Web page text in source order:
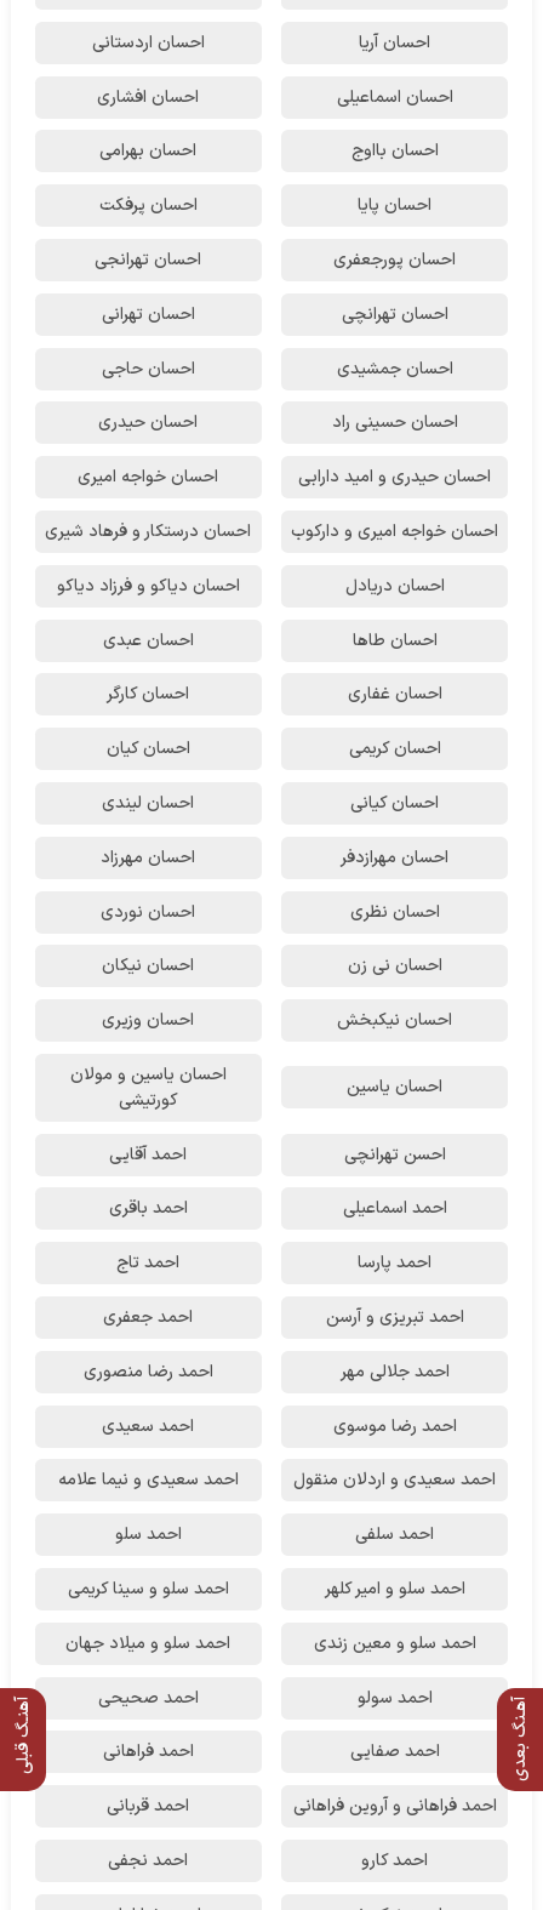
آهنـگ قبلی آهـنگ بعدی
احسان آریا احسان اردستانی
احسان اسماعیلی احسان افشاری
احسان بااوج احسان بهرامی
احسان پایا احسان پرفکت
احسان پورجعفری احسان تهرانجی
احسان تهرانچی احسان تهرانی
احسان جمشیدی احسان حاجی
احسان حسینی راد احسان حیدری
احسان حیدری و امید دارابی احسان خواجه امیری
احسان خواجه امیری و دارکوب احسان درستكار و فرهاد شيرى
احسان دریادل احسان دیاکو و فرزاد دیاکو
احسان طاها احسان عبدی
احسان غفاری احسان کارگر
احسان کریمی احسان کیان
احسان کیانی احسان لیندی
احسان مهرازدفر احسان مهرزاد
احسان نظری احسان نوردی
احسان نی زن احسان نیکان
احسان نیکبخش احسان وزیری
احسان یاسین
احسان یاسین و مولان
کورتیشی
احسن تهرانچی احمد آقایی
احمد اسماعیلی احمد باقری
احمد پارسا احمد تاج
احمد تبریزی و آرسن احمد جعفری
احمد جلالی مهر احمد رضا منصوری
احمد رضا موسوی احمد سعیدی
احمد سعیدی و اردلان منقول احمد سعیدی و نیما علامه
احمد سلفی احمد سلو
احمد سلو و امیر کلهر احمد سلو و سینا کریمی
احمد سلو و معین زندی احمد سلو و میلاد جهان
احمد سولو احمد صحیحی
احمد صفایی احمد فراهانی
احمد فراهانی و آروین فراهانی احمد قربانی
احمد کارو احمد نجفی